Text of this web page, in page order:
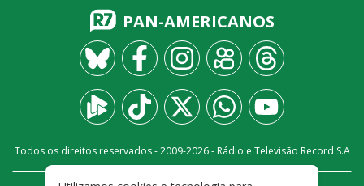
PAN-AMERICANOS
Todos os direitos reservados - 2009-2026- Rádio e Televisão Record S.A